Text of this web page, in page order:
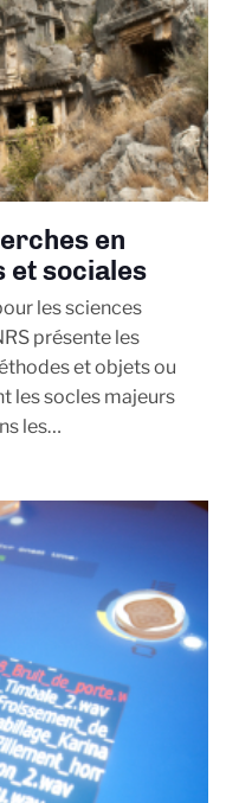
en
et sociales
les sciences
présente les
et objets ou
les socles majeurs
les…